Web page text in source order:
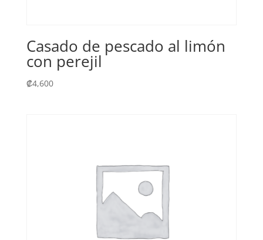
Casado de pescado al limón
con perejil
₡4,600